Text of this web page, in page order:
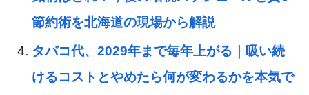
節約術を北海道の現場から解説
タバコ代、2029年まで毎年上がる｜吸い続
けるコストとやめたら何が変わるかを本気で